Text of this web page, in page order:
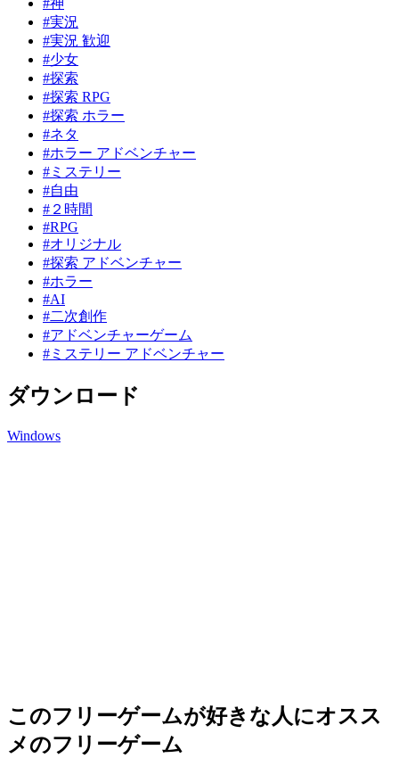
#実況
#実況 歓迎
#少女
#探索
#探索 RPG
#探索 ホラー
#ネタ
#ホラー アドベンチャー
#ミステリー
#自由
#２時間
#RPG
#オリジナル
#探索 アドベンチャー
#ホラー
#AI
#二次創作
#アドベンチャーゲーム
#ミステリー アドベンチャー
ダウンロード
Windows
このフリーゲームが好きな人にオスス
メのフリーゲーム